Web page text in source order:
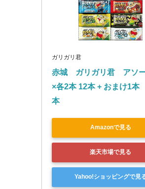
ガリガリ君
赤城　ガリガリ君　アソ
×各2本 12本 + おまけ1本
本
Amazonで見る
楽天市場で見る
Yahoo!ショッピングで見